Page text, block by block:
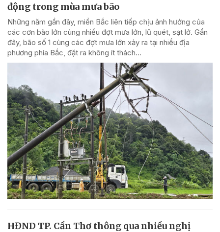
động trong mùa mưa bão
Những năm gần đây, miền Bắc liên tiếp chịu ảnh hưởng của
các cơn bão lớn cùng nhiều đợt mưa lớn, lũ quét, sạt lở. Gần
đây, bão số 1 cùng các đợt mưa lớn xảy ra tại nhiều địa
phương phía Bắc, đặt ra không ít thách...
HĐND TP. Cần Thơ thông qua nhiều nghị